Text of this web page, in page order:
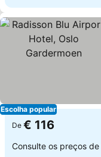
Escolha popular
De € 116
Consulte os preços de